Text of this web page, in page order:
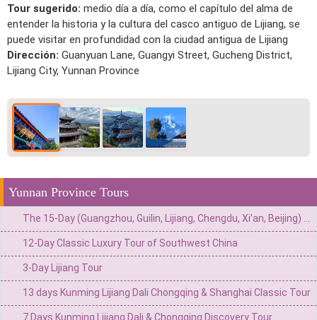
Tour sugerido: medio día a día, como el capítulo del alma de
entender la historia y la cultura del casco antiguo de Lijiang, se
puede visitar en profundidad con la ciudad antigua de Lijiang
Dirección: Guanyuan Lane, Guangyi Street, Gucheng District,
Lijiang City, Yunnan Province
Yunnan Province Tours
12-Day Classic Luxury Tour of Southwest China
3-Day Lijiang Tour
13 days Kunming Lijiang Dali Chongqing & Shanghai Classic Tour
7 Days Kunming Lijiang Dali & Chongqing Discovery Tour